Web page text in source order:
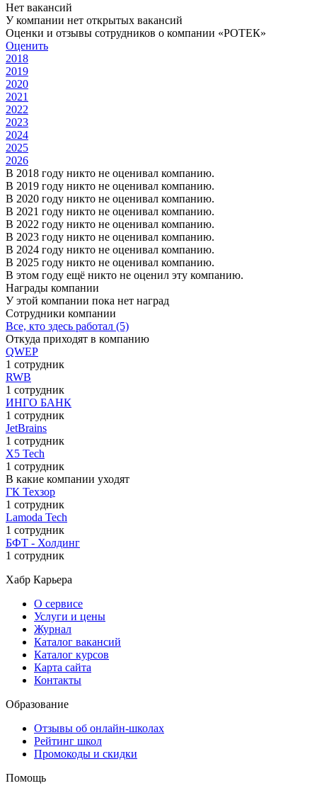
Нет вакансий
У компании нет открытых вакансий
Оценки и отзывы сотрудников о компании «РОТЕК»
Оценить
2018
2019
2020
2021
2022
2023
2024
2025
2026
В 2018 году никто не оценивал компанию.
В 2019 году никто не оценивал компанию.
В 2020 году никто не оценивал компанию.
В 2021 году никто не оценивал компанию.
В 2022 году никто не оценивал компанию.
В 2023 году никто не оценивал компанию.
В 2024 году никто не оценивал компанию.
В 2025 году никто не оценивал компанию.
В этом году ещё никто не оценил эту компанию.
Награды компании
У этой компании пока нет наград
Сотрудники компании
Все, кто здесь работал (5)
Откуда приходят в компанию
QWEP
1 сотрудник
RWB
1 сотрудник
ИНГО БАНК
1 сотрудник
JetBrains
1 сотрудник
X5 Tech
1 сотрудник
В какие компании уходят
ГК Техзор
1 сотрудник
Lamoda Tech
1 сотрудник
БФТ - Холдинг
1 сотрудник
Хабр Карьера
О сервисе
Услуги и цены
Журнал
Каталог вакансий
Каталог курсов
Карта сайта
Контакты
Образование
Отзывы об онлайн-школах
Рейтинг школ
Промокоды и скидки
Помощь